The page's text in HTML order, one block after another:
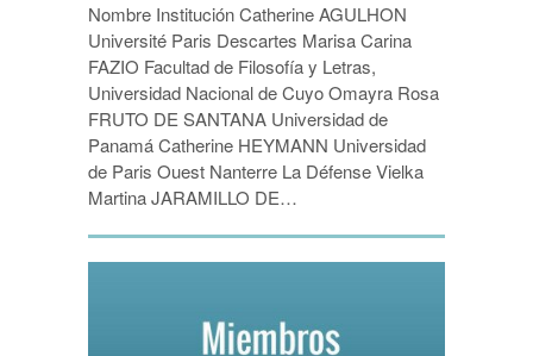
Nombre Institución Catherine AGULHON
Université Paris Descartes Marisa Carina
FAZIO Facultad de Filosofía y Letras,
Universidad Nacional de Cuyo Omayra Rosa
FRUTO DE SANTANA Universidad de
Panamá Catherine HEYMANN Universidad
de Paris Ouest Nanterre La Défense Vielka
Martina JARAMILLO DE…